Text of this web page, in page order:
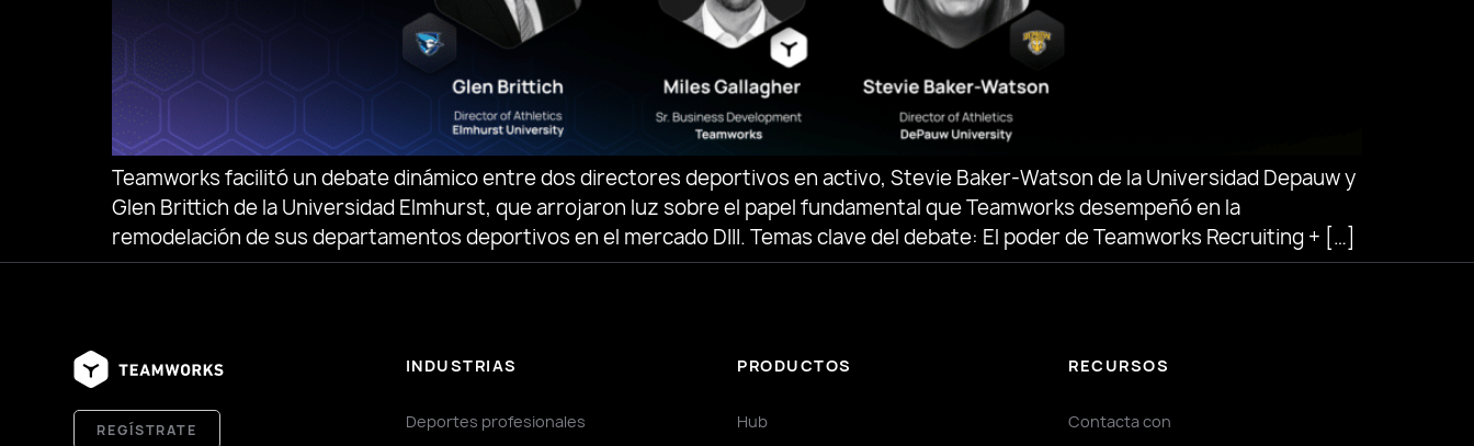
Teamworks facilitó un debate dinámico entre dos directores deportivos en activo, Stevie Baker-Watson de la Universidad Depauw y
Glen Brittich de la Universidad Elmhurst, que arrojaron luz sobre el papel fundamental que Teamworks desempeñó en la
remodelación de sus departamentos deportivos en el mercado DIII. Temas clave del debate: El poder de Teamworks Recruiting + […]
REGÍSTRATE
INDUSTRIAS
Deportes profesionales
PRODUCTOS
Hub
RECURSOS
Contacta con